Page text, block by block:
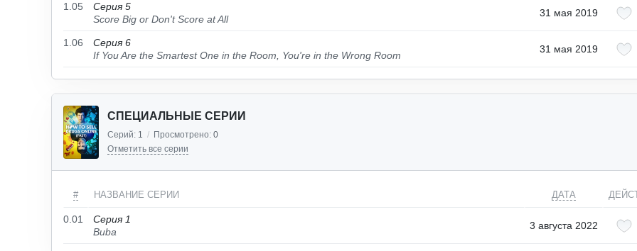
1.05
Серия 5
Score Big or Don't Score at All
31 мая 2019
1.06
Серия 6
If You Are the Smartest One in the Room, You're in the Wrong Room
31 мая 2019
СПЕЦИАЛЬНЫЕ СЕРИИ
Серий: 1 / Просмотрено: 0
Отметить все серии
# НАЗВАНИЕ СЕРИИ ДАТА
0.01
Серия 1
Buba
3 августа 2022